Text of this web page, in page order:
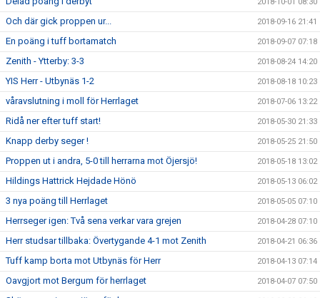
Och där gick proppen ur... 2018-09-16 21:41
En poäng i tuff bortamatch 2018-09-07 07:18
Zenith - Ytterby: 3-3 2018-08-24 14:20
YIS Herr - Utbynäs 1-2 2018-08-18 10:23
våravslutning i moll för Herrlaget 2018-07-06 13:22
Ridå ner efter tuff start! 2018-05-30 21:33
Knapp derby seger ! 2018-05-25 21:50
Proppen ut i andra, 5-0 till herrarna mot Öjersjö! 2018-05-18 13:02
Hildings Hattrick Hejdade Hönö 2018-05-13 06:02
3 nya poäng till Herrlaget 2018-05-05 07:10
Herrseger igen: Två sena verkar vara grejen 2018-04-28 07:10
Herr studsar tillbaka: Övertygande 4-1 mot Zenith 2018-04-21 06:36
Tuff kamp borta mot Utbynäs för Herr 2018-04-13 07:14
Oavgjort mot Bergum för herrlaget 2018-04-07 07:50